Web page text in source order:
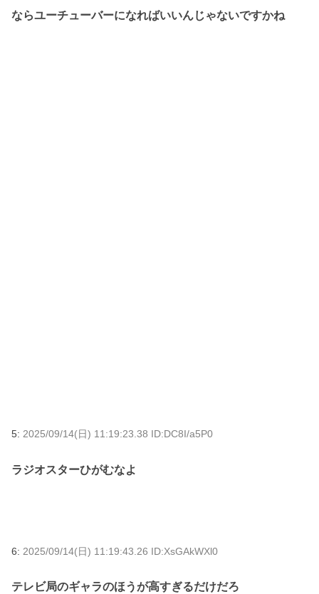
ならユーチューバーになればいいんじゃないですかね
5: 2025/09/14(日) 11:19:23.38 ID:DC8I/a5P0
ラジオスターひがむなよ
6: 2025/09/14(日) 11:19:43.26 ID:XsGAkWXl0
テレビ局のギャラのほうが高すぎるだけだろ